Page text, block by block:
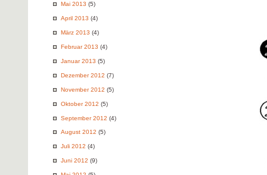
Mai 2013 (5)
April 2013 (4)
März 2013 (4)
Februar 2013 (4)
Januar 2013 (5)
Dezember 2012 (7)
November 2012 (5)
Oktober 2012 (5)
September 2012 (4)
August 2012 (5)
Juli 2012 (4)
Juni 2012 (9)